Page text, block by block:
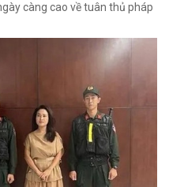
càng cao về tuân thủ pháp